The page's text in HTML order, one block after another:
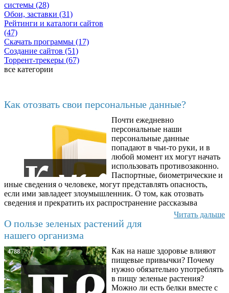
системы (28)
Обои, заставки (31)
Рейтинги и каталоги сайтов
(47)
Скачать программы (17)
Создание сайтов (51)
Торрент-трекеры (67)
все категории
Как отозвать свои персональные данные?
Почти ежедневно
персональные наши
персональные данные
попадают в чьи-то руки, и в
любой момент их могут начать
использовать противозаконно.
Паспортные, биометрические и
иные сведения о человеке, могут представлять опасность,
если ими завладеет злоумышленник. О том, как отозвать
сведения и прекратить их распространение рассказыва
Читать дальше
О пользе зеленых растений для
нашего организма
4788
Как на наше здоровье влияют
пищевые привычки? Почему
нужно обязательно употреблять
в пищу зеленые растения?
Можно ли есть белки вместе с